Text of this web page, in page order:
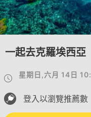
一起去克羅埃西亞
星期日,六月 14日
登入以瀏覽推薦數